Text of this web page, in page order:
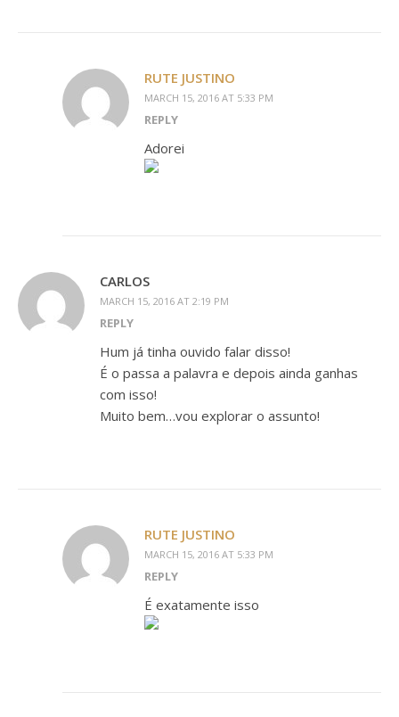
RUTE JUSTINO
MARCH 15, 2016 AT 5:33 PM
REPLY
Adorei
CARLOS
MARCH 15, 2016 AT 2:19 PM
REPLY
Hum já tinha ouvido falar disso!
É o passa a palavra e depois ainda ganhas
com isso!
Muito bem…vou explorar o assunto!
RUTE JUSTINO
MARCH 15, 2016 AT 5:33 PM
REPLY
É exatamente isso